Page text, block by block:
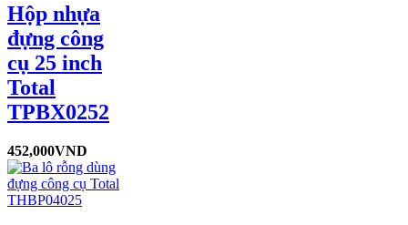
Hộp nhựa
đựng công
cụ 25 inch
Total
TPBX0252
452,000VND